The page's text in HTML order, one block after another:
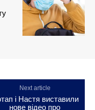
Next article
і Настя виставили
нове відео про